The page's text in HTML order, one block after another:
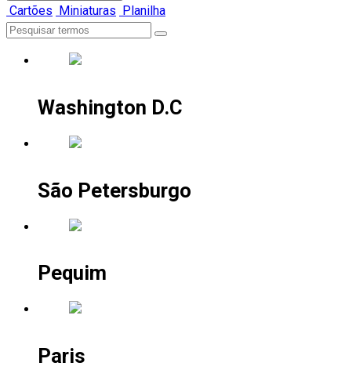
Cartões Miniaturas Planilha
Washington D.C
São Petersburgo
Pequim
Paris